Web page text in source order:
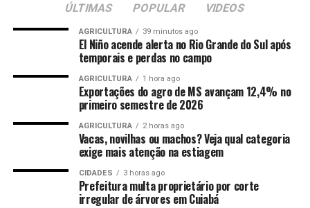
Em um cenário de recordes de produção agrícola, os
produtores rurais do Brasil enfrentam um aumento
significativo no endividamento, gerando preocupações
sobre a sustentabilidade do setor. A análise de Daúd
destaca que a situação não é atribuída apenas a fatores
climáticos, mas também a uma série de desafios
econômicos.
O efeito tesoura
Daúd explica que muitos produtores, ao planejarem suas
ÚLTIMAS POPULAR VIDEOS
AGRICULTURA 39 minutos ago
El Niño acende alerta no Rio Grande do Sul após
temporais e perdas no campo
AGRICULTURA 1 hora ago
Exportações do agro de MS avançam 12,4% no
primeiro semestre de 2026
AGRICULTURA 2 horas ago
Vacas, novilhas ou machos? Veja qual categoria
exige mais atenção na estiagem
CIDADES 3 horas ago
Prefeitura multa proprietário por corte
irregular de árvores em Cuiabá